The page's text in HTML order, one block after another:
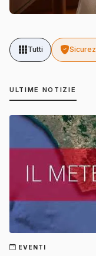
Tutti
ULTIME NOTIZIE
EVENTI